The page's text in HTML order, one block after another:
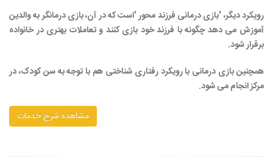
رویکرد دیگر، 'بازی درمانی فرزند محور'است که در آن، بازی درمانگر به والدین
آموزش می دهد چگونه با فرزند خود بازی کنند و تعاملات بهتری در خانواده
برقرار شود.
همچنین بازی درمانی با رویکرد رفتاری شناختی هم با توجه به سن کودک، در
مرکز انجام می شود.
مشاهده شرح خدمات